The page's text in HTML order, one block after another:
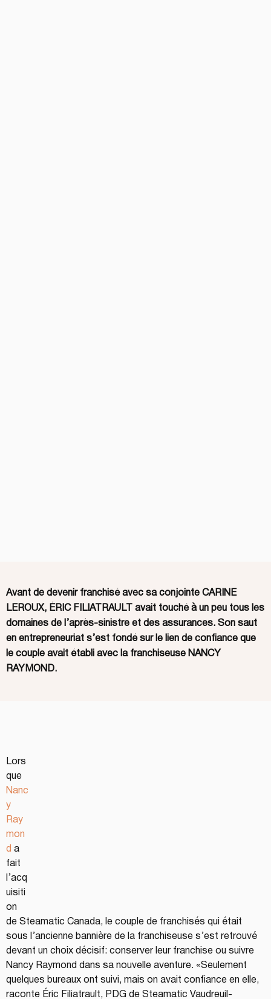
Lors
que
Nanc
y
Ray
mon
d a
fait
l’acq
uisiti
on
de Steamatic Canada, le couple de franchisés qui était
sous l’ancienne bannière de la franchiseuse s’est retrouvé
devant un choix décisif: conserver leur franchise ou suivre
Nancy Raymond dans sa nouvelle aventure. «Seulement
quelques bureaux ont suivi, mais on avait confiance en elle,
raconte Éric Filiatrault, PDG de Steamatic Vaudreuil-
Avant de devenir franchisé avec sa conjointe CARINE
LEROUX, ÉRIC FILIATRAULT avait touché à un peu tous les
domaines de l’après-sinistre et des assurances. Son saut
en entrepreneuriat s’est fondé sur le lien de confiance que
le couple avait établi avec la franchiseuse NANCY
RAYMOND.